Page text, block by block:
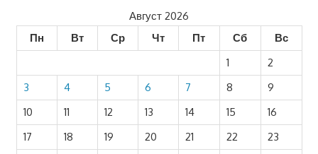
Август 2026
Пн
Вт Ср Чт Пт Сб
Вс
1
2
3
4 5 6 7 8
9
10
11 12 13 14 15
16
17
18 19 20 21 22
23